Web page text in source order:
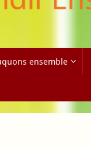
ensemble